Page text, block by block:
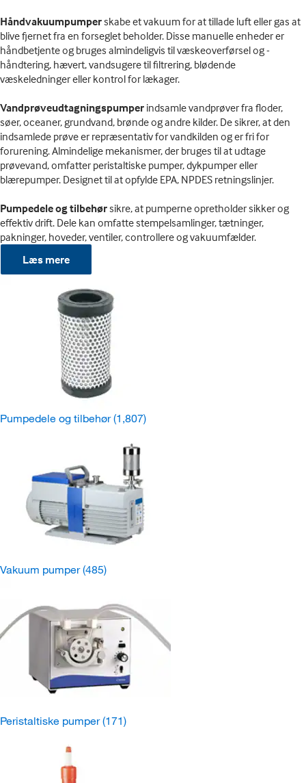
Håndvakuumpumperskabe et vakuum for at tillade luft eller gas at
blive fjernet fra en forseglet beholder. Disse manuelle enheder er
håndbetjente og bruges almindeligvis til væskeoverførsel og -
håndtering, hævert, vandsugere til filtrering, blødende
væskeledninger eller kontrol for lækager.
Vandprøveudtagningspumper indsamle vandprøver fra floder,
søer, oceaner, grundvand, brønde og andre kilder. De sikrer, at den
indsamlede prøve er repræsentativ for vandkilden og er fri for
forurening. Almindelige mekanismer, der bruges til at udtage
prøvevand, omfatter peristaltiske pumper, dykpumper eller
blærepumper. Designet til at opfylde EPA, NPDES retningslinjer.
Pumpedele og tilbehørsikre, at pumperne opretholder sikker og
effektiv drift. Dele kan omfatte stempelsamlinger, tætninger,
pakninger, hoveder, ventiler, controllere og vakuumfælder.
Læs mere
Pumpedele og tilbehør(1,807)
Vakuum pumper(485)
Peristaltiske pumper(171)